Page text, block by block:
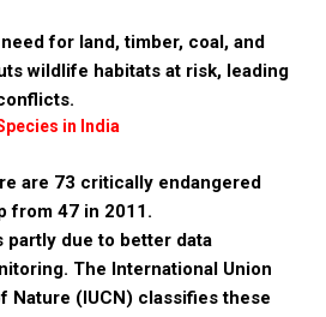
for land, timber, coal, and
wildlife habitats at risk, leading
in India
are 73 critically endangered
from 47 in 2011.
partly due to better data
The International Union
Nature (IUCN) classifies these